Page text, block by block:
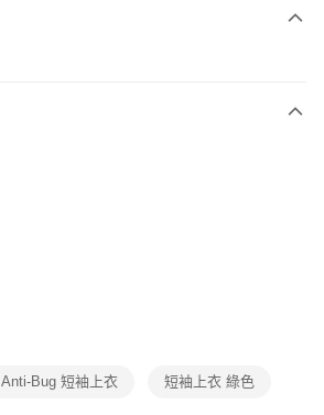
】
務後，再付款。
流程】
先享後付」後，將跳轉至「AFTEE先享後付」
收到繳費通知簡訊。
天內，點擊此簡訊中的連結，可透過四大超商／
式進行付款，方視為交易完成。
先享後付 」之結帳頁面顯示為準，若有關於
消欲退款等相關疑問，請聯繫「AFTEE先享後付
support/home
含以上)免運費
含以上)免運費
含以上)免運費
Anti-Bug 短袖上衣 短袖上衣 綠色